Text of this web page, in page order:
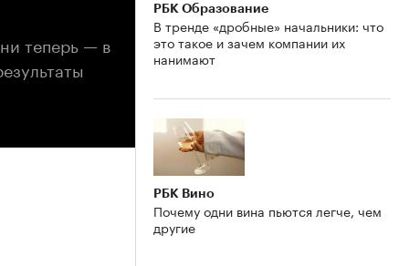
теперь — в
РБК Образование
В тренде «дробные» начальники: что
это такое и зачем компании их
нанимают
РБК Вино
Почему одни вина пьются легче, чем
другие